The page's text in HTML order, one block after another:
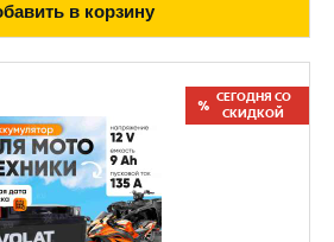
в корзину
СЕГОДНЯ СО
СКИДКОЙ